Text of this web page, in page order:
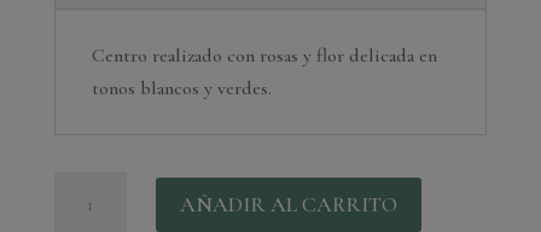
Centro realizado con rosas y flor delicada en
tonos blancos y verdes.
funerario
AÑADIR AL CARRITO